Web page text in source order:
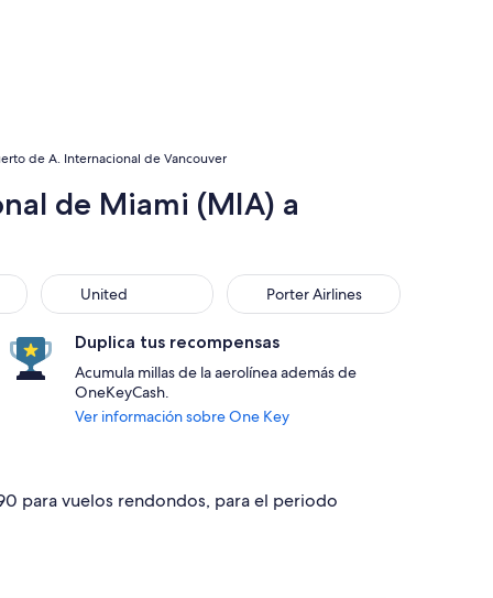
de A. Internacional de Vancouver
de Miami (MIA) a
United
United Porter Airlines
Porter Airlines
Duplica tus recompensas
Acumula millas de la aerolínea además de
OneKeyCash.
Ver información sobre One Key
para vuelos rendondos, para el periodo